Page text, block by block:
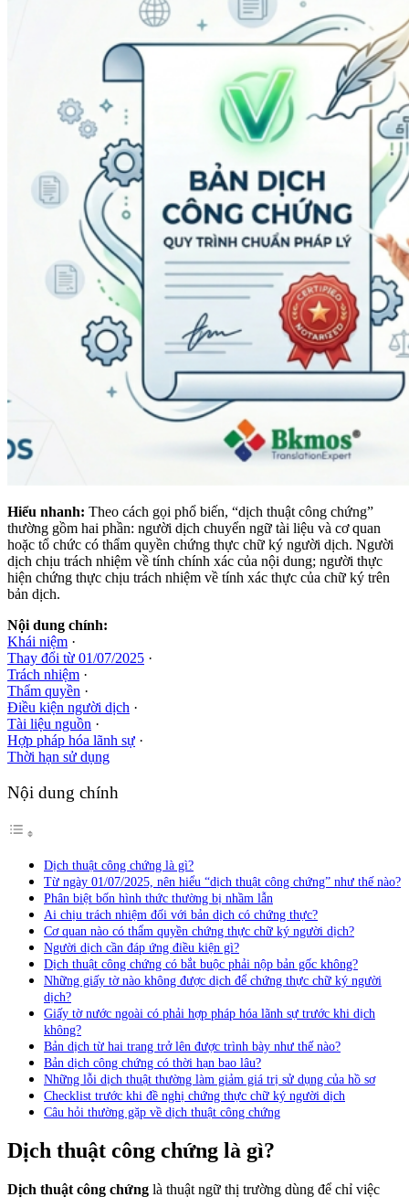
Hiểu nhanh: Theo cách gọi phổ biến, “dịch thuật công chứng”
thường gồm hai phần: người dịch chuyển ngữ tài liệu và cơ quan
hoặc tổ chức có thẩm quyền chứng thực chữ ký người dịch. Người
dịch chịu trách nhiệm về tính chính xác của nội dung; người thực
hiện chứng thực chịu trách nhiệm về tính xác thực của chữ ký trên
bản dịch.
Nội dung chính:
Khái niệm ·
Thay đổi từ 01/07/2025 ·
Trách nhiệm ·
Thẩm quyền ·
Điều kiện người dịch ·
Tài liệu nguồn ·
Hợp pháp hóa lãnh sự ·
Thời hạn sử dụng
Nội dung chính
Dịch thuật công chứng là gì?
Từ ngày 01/07/2025, nên hiểu “dịch thuật công chứng” như thế nào?
Phân biệt bốn hình thức thường bị nhầm lẫn
Ai chịu trách nhiệm đối với bản dịch có chứng thực?
Cơ quan nào có thẩm quyền chứng thực chữ ký người dịch?
Người dịch cần đáp ứng điều kiện gì?
Dịch thuật công chứng có bắt buộc phải nộp bản gốc không?
Những giấy tờ nào không được dịch để chứng thực chữ ký người
dịch?
Giấy tờ nước ngoài có phải hợp pháp hóa lãnh sự trước khi dịch
không?
Bản dịch từ hai trang trở lên được trình bày như thế nào?
Bản dịch công chứng có thời hạn bao lâu?
Những lỗi dịch thuật thường làm giảm giá trị sử dụng của hồ sơ
Checklist trước khi đề nghị chứng thực chữ ký người dịch
Câu hỏi thường gặp về dịch thuật công chứng
Dịch thuật công chứng là gì?
Dịch thuật công chứng là thuật ngữ thị trường dùng để chỉ việc